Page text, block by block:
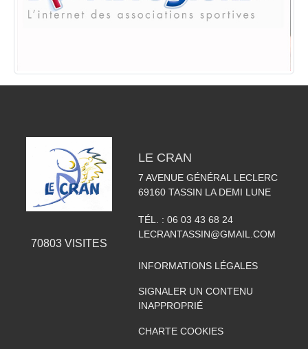
70803VISITES
LE CRAN
7 AVENUE GÉNÉRAL LECLERC
69160 TASSIN LA DEMI LUNE
TÉL. : 06 03 43 68 24
LECRANTASSIN@GMAIL.COM
INFORMATIONS LÉGALES
SIGNALER UN CONTENU
INAPPROPRIÉ
CHARTE COOKIES